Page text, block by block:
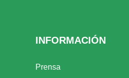
INFORMACIÓN
Prensa